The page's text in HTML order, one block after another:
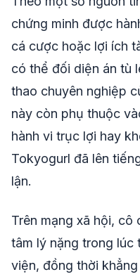
chứng minh được
cá cược hoặc lợi ích
có thể đối diện án tù
thao chuyên nghiệp
này còn phụ thuộc
hành vi trục lợi hay
Tokyogurl đã lên
lận.
Trên mạng xã hội, cô
tâm lý nặng trong lúc
viện, đồng thời